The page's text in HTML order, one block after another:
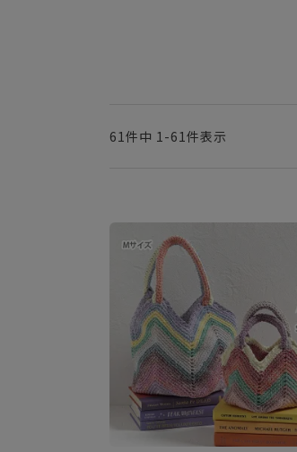
61 件中 1 -61 件表示